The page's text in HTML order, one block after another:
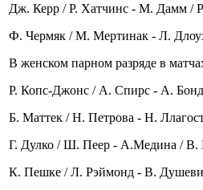
Дж. Керр / Р. Хатчинс - М. Дамм /
Ф. Чермяк / М. Мертинак - Л.
В женском парном разряде в
Р. Копс-Джонс / А. Спирс - А.
Б. Маттек / Н. Петрова - Н.
Г. Дулко / Ш. Пеер - А.Медина / В.
К. Пешке / Л. Рэймонд - В.